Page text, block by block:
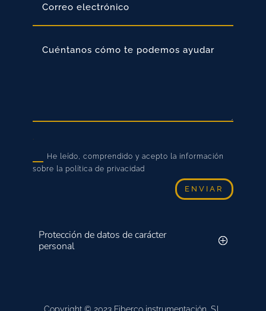
.
He leído, comprendido y acepto la información
sobre la política de privacidad
ENVIAR
Protección de datos de carácter
personal